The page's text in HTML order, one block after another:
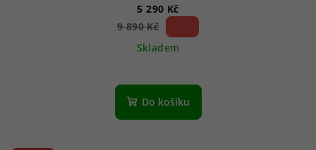
5 290 Kč
9 890 Kč
Skladem
hodnocení
produktu
Do košíku